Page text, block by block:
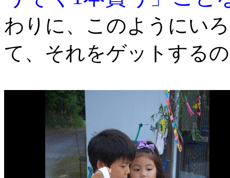
わりに、このようにい
て、それをゲットする